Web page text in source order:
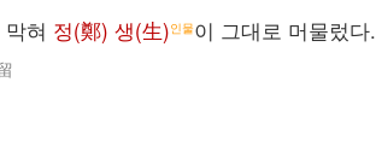
혀 정(鄭) 생(生)인물이 그대로 머물렀다.